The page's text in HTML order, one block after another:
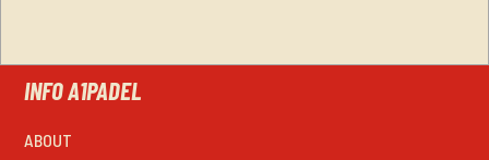
INFO A1PADEL
ABOUT